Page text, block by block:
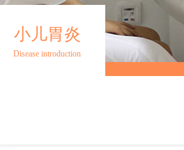
小儿胃炎
Disease introduction